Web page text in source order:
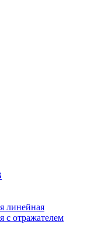
линейная
с отражателем